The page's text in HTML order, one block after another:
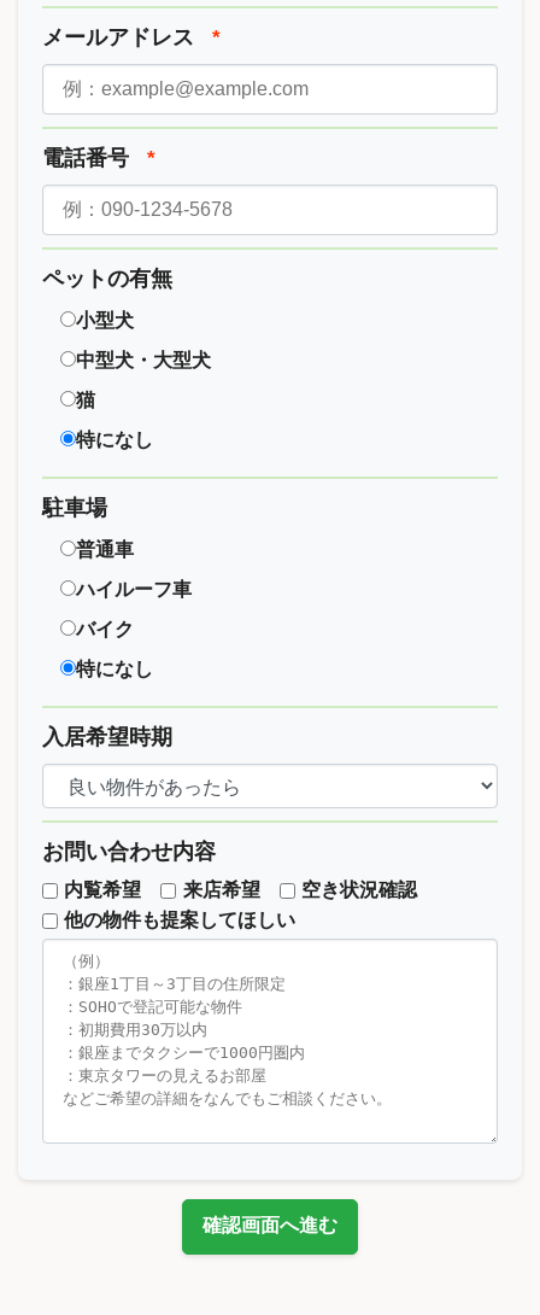
メールアドレス *
電話番号 *
ペットの有無
小型犬
中型犬・大型犬
猫
特になし
駐車場
普通車
ハイルーフ車
バイク
特になし
入居希望時期
お問い合わせ内容
内覧希望 来店希望
空き状況確認
他の物件も提案してほしい
確認画面へ進む